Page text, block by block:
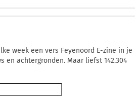
week een vers Feyenoord E-zine in je
en achtergronden. Maar liefst 142.304